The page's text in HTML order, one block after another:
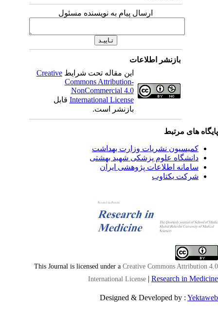
ارسال پیام به نویسنده مسئول
بازنشر اطلاعات
این مقاله تحت شرایطCreative
Commons Attribution-
NonCommercial 4.0
International Licenseقابل
بازنشر است.
های مرتبط
کمیسیون نشریات وزارت بهداشت
دانشگاه علوم پزشکی شهید بهشتی
سامانه اطلاعات پژوهشی ایران
شرکت یکتاوب
This Journal is licensed under aCreative Commons Attribution
International License|Research in
Designed & Developed by :